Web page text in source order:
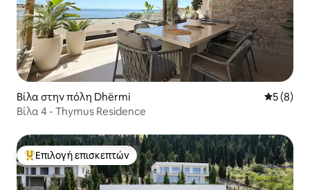
Βίλα στην πόλη Dhërmi Μέση
5 (8)
Βίλα 4 - Thymus Residence
Κορυφαία επιλογή επισκεπτών
Επιλογή επισκεπτών